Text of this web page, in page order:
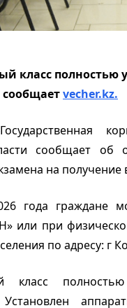
класс полностью
vecher.kz.
сообщает об
на получение
года граждане
или при
по адресу: г
класс